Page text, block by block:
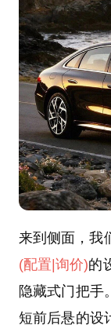
来到侧面，我
(配置 |询价)的
隐藏式门把手
短前后悬的设